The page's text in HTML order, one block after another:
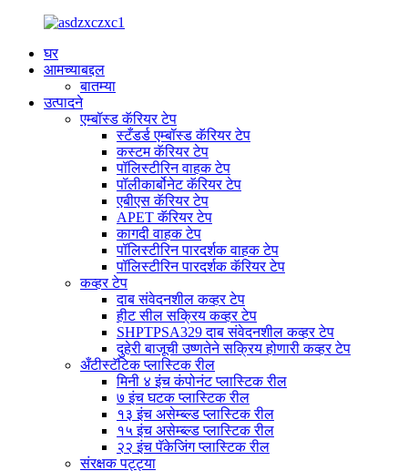
घर
आमच्याबद्दल
बातम्या
उत्पादने
एम्बॉस्ड कॅरियर टेप
स्टँडर्ड एम्बॉस्ड कॅरियर टेप
कस्टम कॅरियर टेप
पॉलिस्टीरिन वाहक टेप
पॉलीकार्बोनेट कॅरियर टेप
एबीएस कॅरियर टेप
APET कॅरियर टेप
कागदी वाहक टेप
पॉलिस्टीरिन पारदर्शक वाहक टेप
पॉलिस्टीरिन पारदर्शक कॅरियर टेप
कव्हर टेप
दाब संवेदनशील कव्हर टेप
हीट सील सक्रिय कव्हर टेप
SHPTPSA329 दाब संवेदनशील कव्हर टेप
दुहेरी बाजूची उष्णतेने सक्रिय होणारी कव्हर टेप
अँटीस्टॅटिक प्लास्टिक रील
मिनी ४ इंच कंपोनंट प्लास्टिक रील
७ इंच घटक प्लास्टिक रील
१३ इंच असेम्ब्ल्ड प्लास्टिक रील
१५ इंच असेम्ब्ल्ड प्लास्टिक रील
२२ इंच पॅकेजिंग प्लास्टिक रील
संरक्षक पट्ट्या